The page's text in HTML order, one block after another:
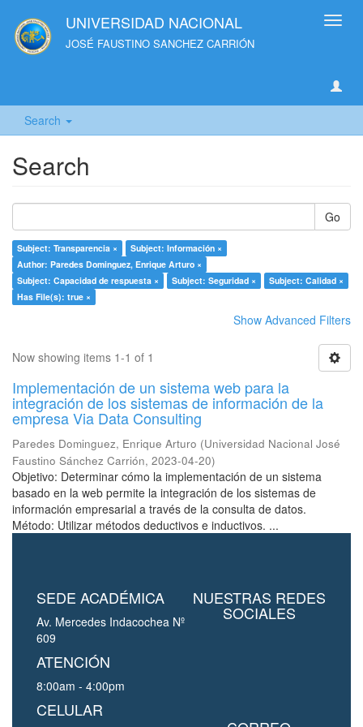
UNIVERSIDAD NACIONAL
JOSÉ FAUSTINO SANCHEZ CARRIÓN
Search
Search
Go
Subject: Transparencia ×
Subject: Información ×
Author: Paredes Dominguez, Enrique Arturo ×
Subject: Capacidad de respuesta ×
Subject: Seguridad ×
Subject: Calidad ×
Has File(s): true ×
Show Advanced Filters
Now showing items 1-1 of 1
Implementación de un sistema web para la
integración de los sistemas de información de la
empresa Via Data Consulting
Paredes Dominguez, Enrique Arturo (Universidad Nacional José
Faustino Sánchez Carrión, 2023-04-20)
Objetivo: Determinar cómo la implementación de un sistema
basado en la web permite la integración de los sistemas de
información empresarial a través de la consulta de datos.
Método: Utilizar métodos deductivos e inductivos. ...
SEDE ACADÉMICA
Av. Mercedes Indacochea Nº
609
ATENCIÓN
8:00am - 4:00pm
CELULAR
NUESTRAS REDES
SOCIALES